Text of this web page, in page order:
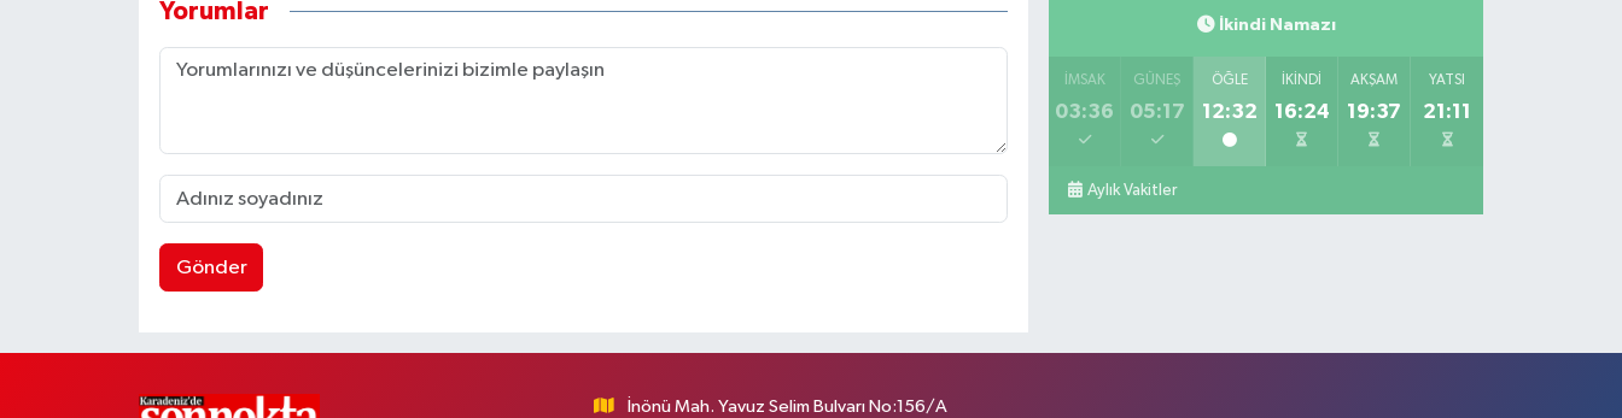
Yorumlar
Gönder
İkindi Namazı
İMSAK
03:36
GÜNEŞ
05:17
ÖĞLE
12:32
İKINDI
16:24
AKŞAM
19:37
YATSI
21:11
Aylık Vakitler
İnönü Mah. Yavuz Selim Bulvarı No:156/A